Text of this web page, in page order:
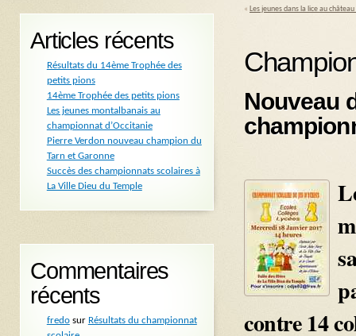
« Les jeunes dans la lice au château
Nouveau
contre 14
Articles récents
Résultats du 14ème Trophée des
petits pions
14ème Trophée des petits pions
Les jeunes montalbanais au
championnat d’Occitanie
Pierre Verdon nouveau champion du
Tarn et Garonne
Succès des championnats scolaires à
La Ville Dieu du Temple
Commentaires
récents
fredosur Résultats du championnat